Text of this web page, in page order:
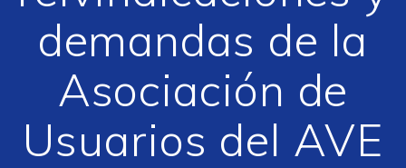
demandas de la
Asociación de
Usuarios del AVE